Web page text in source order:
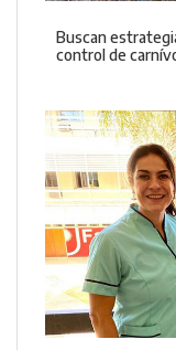
Buscan
control de